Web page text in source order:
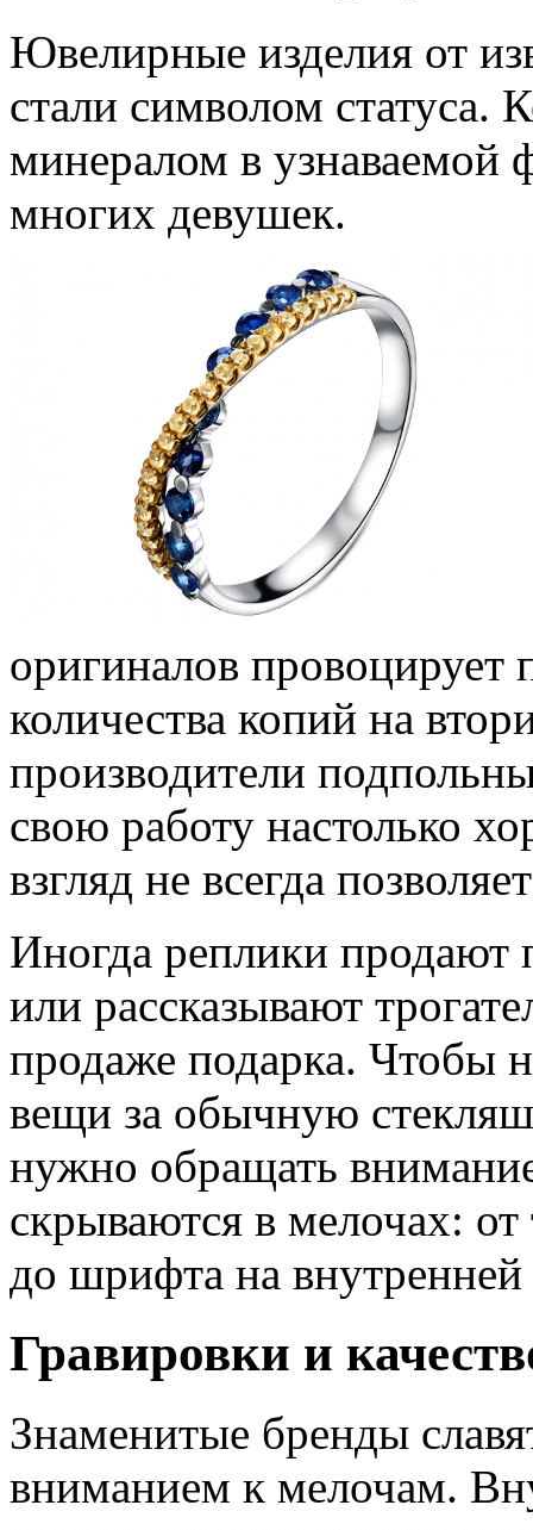
Ювелирные изделия от
стали символом
минералом в узнаваемой
многих девушек.
оригиналов провоцирует
количества копий на
производители
свою работу настолько
взгляд не всегда
Иногда реплики продают
или рассказывают
продаже подарка. Чтобы
вещи за обычную
нужно обращать
скрываются в мелочах: от
до шрифта на внутренней
Гравировки и
Знаменитые бренды
вниманием к мелочам.